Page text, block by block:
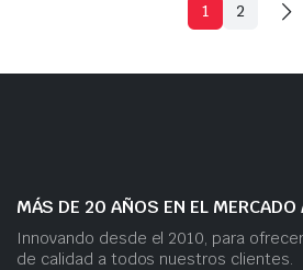
1 2
MÁS DE 20 AÑOS EN EL
Innovando desde el 2010, para
de calidad a todos nuestros clientes.